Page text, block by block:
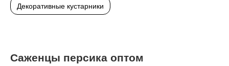
Декоративные кустарники
Саженцы персика оптом